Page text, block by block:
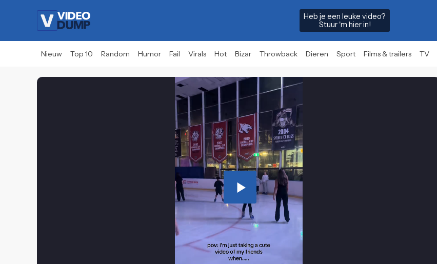
Heb je een leuke video?
Stuur 'm hier in!
Nieuw Top 10 Random Humor Fail Virals Hot Bizar Throwback Dieren Sport Films & trailers TV
Play
Video